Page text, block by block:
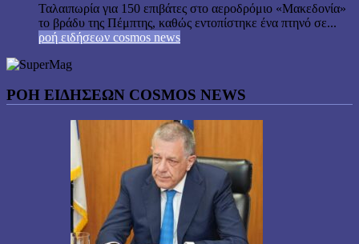
Ταλαιπωρία για 150 επιβάτες στο αεροδρόμιο «Μακεδονία»
το βράδυ της Πέμπτης, καθώς εντοπίστηκε ένα πτηνό σε...
ροή ειδήσεων cosmos news
ΡΟΉ ΕΙΔΉΣΕΩΝ COSMOS NEWS